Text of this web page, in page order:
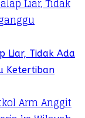
Liar, Tidak Ada
Ketertiban